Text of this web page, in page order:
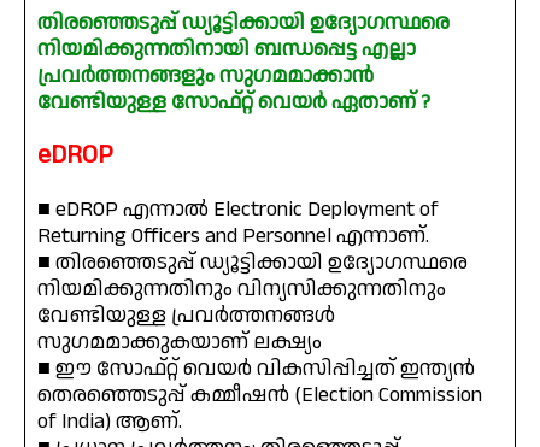
തിരഞ്ഞെടുപ്പ് ഡ്യൂട്ടിക്കായി ഉദ്യോഗസ്ഥരെ
നിയമിക്കുന്നതിനായി ബന്ധപ്പെട്ട എല്ലാ
പ്രവർത്തനങ്ങളും സുഗമമാക്കാൻ
വേണ്ടിയുള്ള സോഫ്റ്റ് വെയർ ഏതാണ് ?
eDROP
■ eDROP എന്നാൽ Electronic Deployment of
Returning Officers and Personnel എന്നാണ്.
■ തിരഞ്ഞെടുപ്പ് ഡ്യൂട്ടിക്കായി ഉദ്യോഗസ്ഥരെ
നിയമിക്കുന്നതിനും വിന്യസിക്കുന്നതിനും
വേണ്ടിയുള്ള പ്രവർത്തനങ്ങൾ
സുഗമമാക്കുകയാണ് ലക്ഷ്യം
■ ഈ സോഫ്റ്റ് വെയർ വികസിപ്പിച്ചത് ഇന്ത്യൻ
തെരഞ്ഞെടുപ്പ് കമ്മീഷൻ (Election Commission
of India) ആണ്.